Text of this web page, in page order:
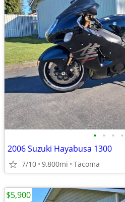
• • • •
2006 Suzuki Hayabusa 1300
7/10 9,800mi Tacoma
$5,900